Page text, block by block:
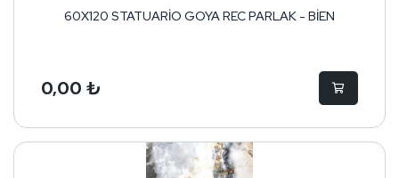
60X120 STATUARİO GOYA REC PARLAK - BİEN
0,00 ₺